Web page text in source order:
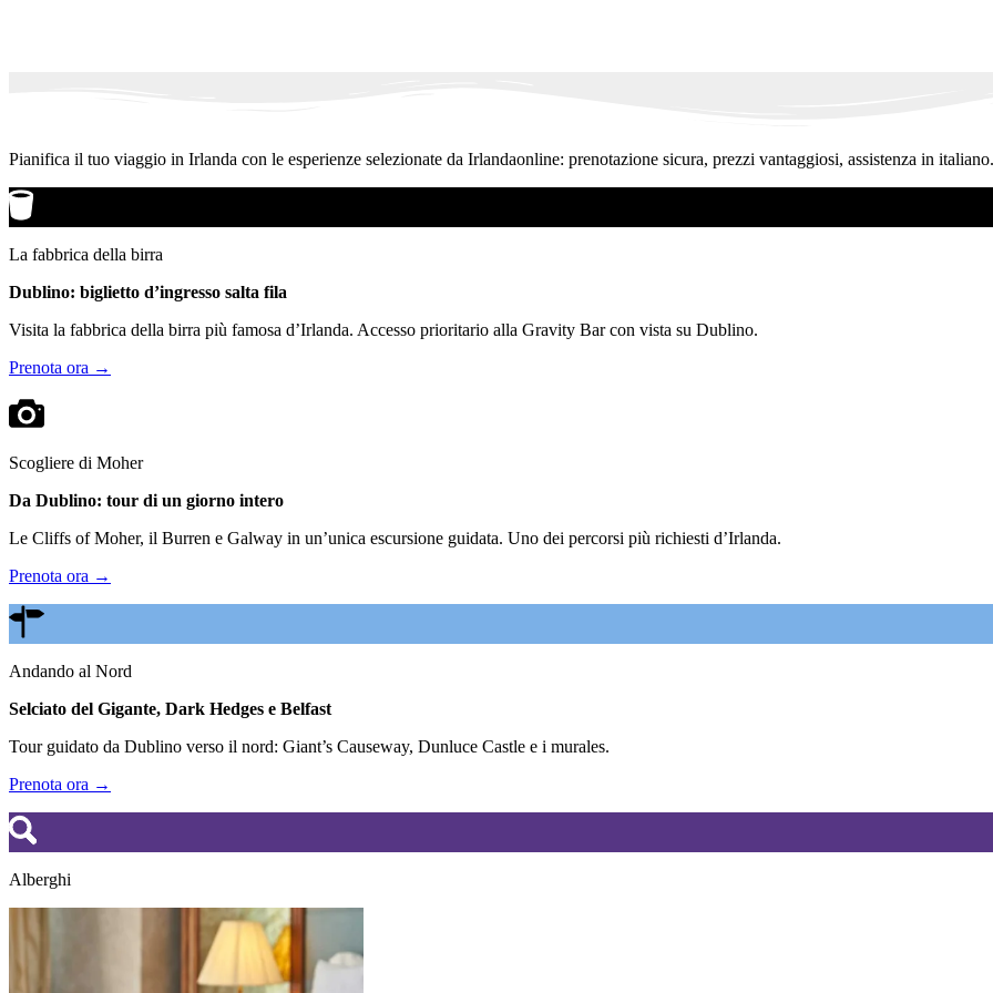
Pianifica il tuo viaggio in Irlanda con le esperienze selezionate da Irlandaonline: prenotazione sicura, prezzi vantaggiosi, assistenza in italiano.
La fabbrica della birra
Dublino: biglietto d’ingresso salta fila
Visita la fabbrica della birra più famosa d’Irlanda. Accesso prioritario alla Gravity Bar con vista su Dublino.
Prenota ora →
Scogliere di Moher
Da Dublino: tour di un giorno intero
Le Cliffs of Moher, il Burren e Galway in un’unica escursione guidata. Uno dei percorsi più richiesti d’Irlanda.
Prenota ora →
Andando al Nord
Selciato del Gigante, Dark Hedges e Belfast
Tour guidato da Dublino verso il nord: Giant’s Causeway, Dunluce Castle e i murales.
Prenota ora →
Alberghi